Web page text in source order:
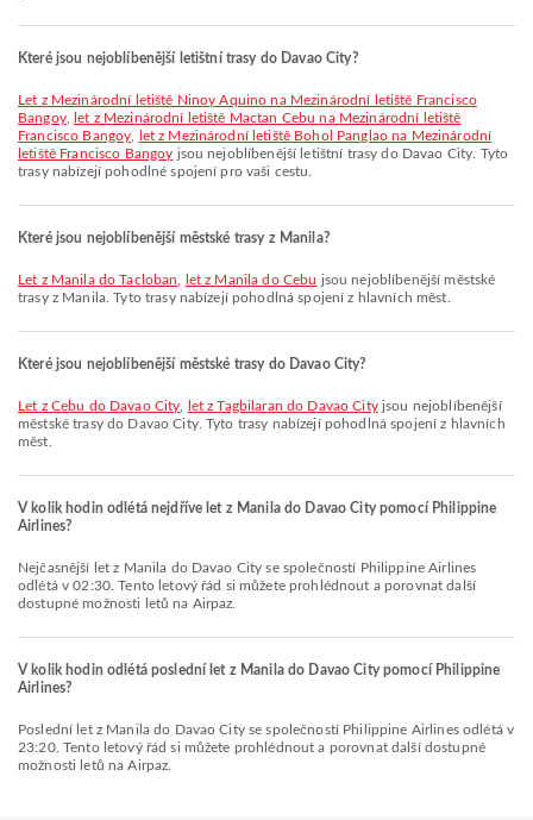
Které jsou nejoblíbenější letištní trasy do Davao City?
let z Mezinárodní letiště Ninoy Aquino na Mezinárodní letiště Francisco
Bangoy,
let z Mezinárodní letiště Mactan Cebu na Mezinárodní letiště
Francisco Bangoy
let z Mezinárodní letiště Bohol Panglao na Mezinárodní
letiště Francisco Bangoy jsou nejoblíbenější letištní trasy do Davao City. Tyto
trasy nabízejí pohodlné spojení pro vaši cestu.
Které jsou nejoblíbenější městské trasy z Manila?
let z Manila do Tacloban let z Manila do Cebu jsou nejoblíbenější městské
trasy z Manila. Tyto trasy nabízejí pohodlná spojení z hlavních měst.
Které jsou nejoblíbenější městské trasy do Davao City?
let z Cebu do Davao City let z Tagbilaran do Davao Cityjsou nejoblíbenější
městské trasy do Davao City. Tyto trasy nabízejí pohodlná spojení z hlavních
měst.
V kolik hodin odlétá nejdříve let z Manila do Davao City pomocí Philippine
Airlines?
Nejčasnější let z Manila do Davao City se společností Philippine Airlines
odlétá v 02:30. Tento letový řád si můžete prohlédnout a porovnat další
dostupné možnosti letů na Airpaz.
V kolik hodin odlétá poslední let z Manila do Davao City pomocí Philippine
Airlines?
Poslední let z Manila do Davao City se společností Philippine Airlines odlétá v
23:20. Tento letový řád si můžete prohlédnout a porovnat další dostupné
možnosti letů na Airpaz.